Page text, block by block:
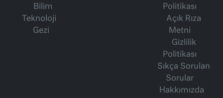
Bilim
Teknoloji
Gezi
Politikası
Açık Rıza
Metni
Gizlilik
Politikası
Sıkça Sorulan
Sorular
Hakkımızda